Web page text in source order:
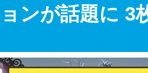
ンが話題に 3